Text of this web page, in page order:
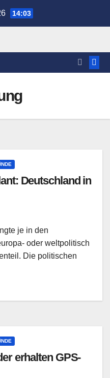
14:03
in
je in den
oder weltpolitisch
Die politischen
erhalten GPS-